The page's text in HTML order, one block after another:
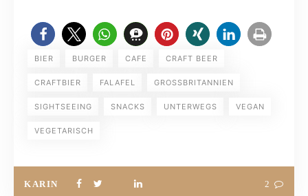
BIER BURGER CAFE CRAFT BEER
CRAFTBIER FALAFEL GROSSBRITANNIEN
SIGHTSEEING SNACKS UNTERWEGS VEGAN
VEGETARISCH
KARIN 2